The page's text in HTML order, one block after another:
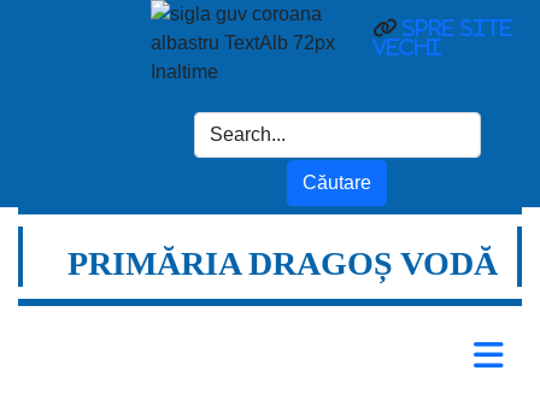
spre site
vechi
PRIMĂRIA DRAGOȘ VODĂ